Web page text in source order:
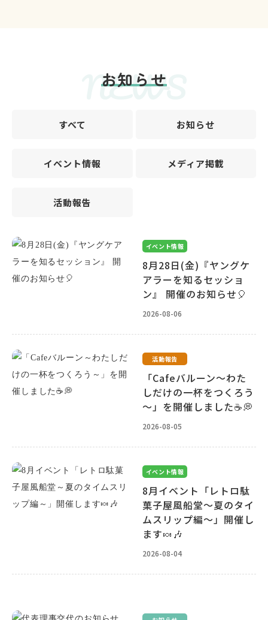
お知らせ
NEWS
すべて お知らせ
イベント情報 メディア掲載
活動報告
イベント情報
8月28日(金)『ヤングケ
アラーを知るセッショ
ン』 開催のお知らせ🎈
2026-08-06
活動報告
「Cafeバルーン～わた
しだけの一杯をつくろう
～」を開催しました☕💭
2026-08-05
イベント情報
8月イベント「レトロ駄
菓子屋風船堂～夏のタイ
ムスリップ編～」開催し
ます🍬🎶
2026-08-04